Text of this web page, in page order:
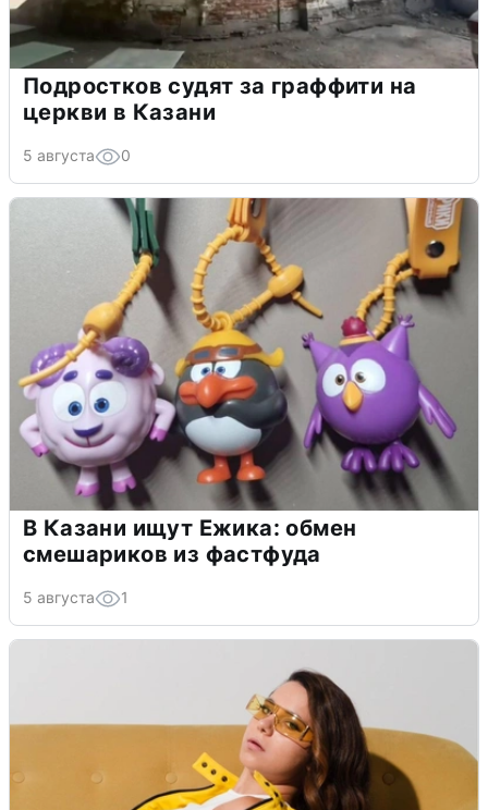
Подростков судят за граффити на
церкви в Казани
5 августа 0
В Казани ищут Ежика: обмен
смешариков из фастфуда
5 августа 1